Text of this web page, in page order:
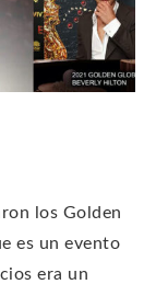
los Golden
es un evento
era un